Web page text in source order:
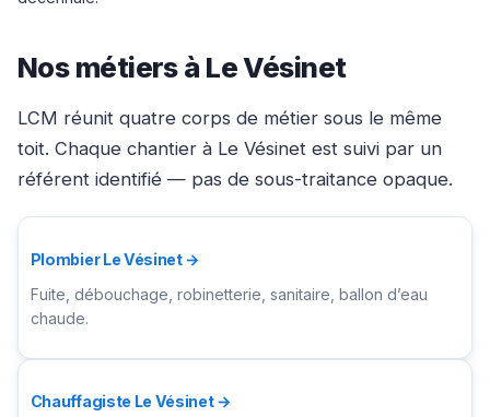
Nos métiers à Le Vésinet
LCM réunit quatre corps de métier sous le même
toit. Chaque chantier à Le Vésinet est suivi par un
référent identifié — pas de sous-traitance opaque.
Plombier Le Vésinet →
Fuite, débouchage, robinetterie, sanitaire, ballon d’eau
chaude.
Chauffagiste Le Vésinet →